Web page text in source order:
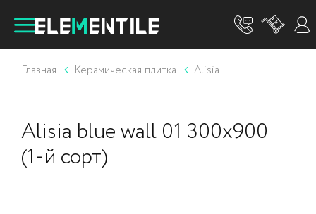
Главная Керамическая плитка Alisia
Alisia blue wall 01 300х900
(1-й сорт)